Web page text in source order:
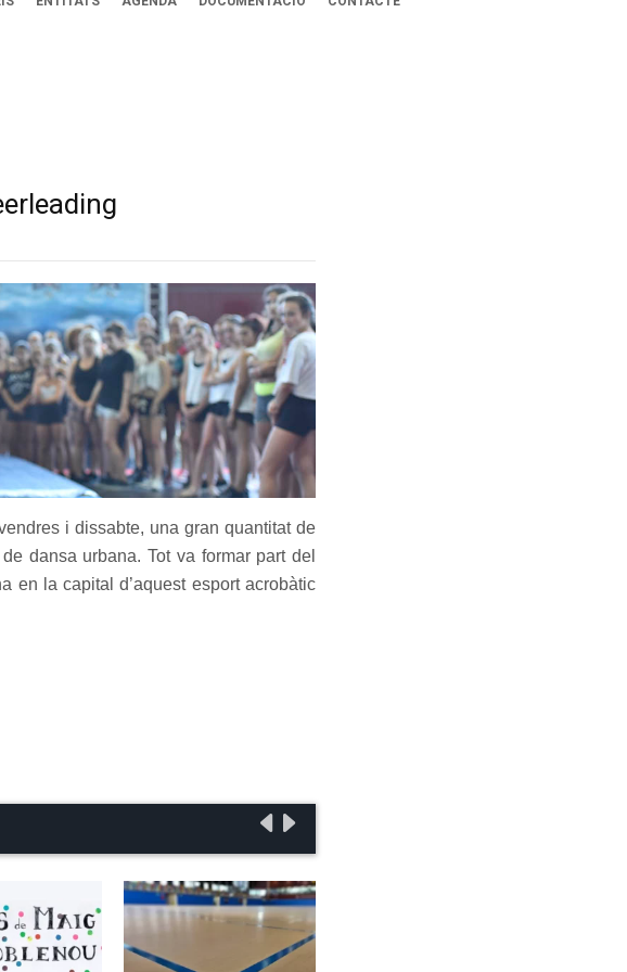
i dissabte, una gran quantitat de
dansa urbana. Tot va formar part del
en la capital d’aquest esport acrobàtic